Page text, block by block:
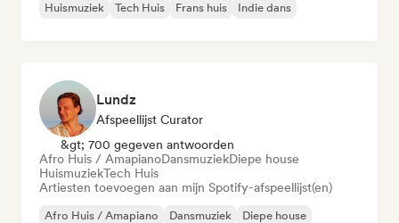
Huismuziek
Tech Huis Frans huis Indie dans
Lundz
Afspeellijst Curator
&gt; 700 gegeven antwoorden
Afro Huis / AmapianoDansmuziekDiepe house
HuismuziekTech Huis
Artiesten toevoegen aan mijn Spotify-afspeellijst(en)
Afro Huis / Amapiano Dansmuziek
Diepe house